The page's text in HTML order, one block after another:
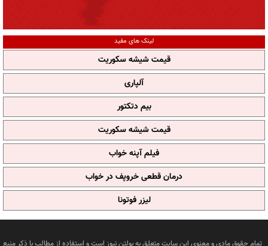
لینک های مفید
قیمت شیشه سکوریت
آلپاری
بیم دتکتور
قیمت شیشه سکوریت
فیلم آپنه خواب
درمان قطعی خروپف در خواب
لیزر فوتونا
تمام حقوق مادی و معنوی این سایت متعلق به بولتن نیوز است و استفاده از مطالب با ذکر منبع